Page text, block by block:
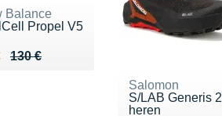
Balance
Propel V5
130 €
de 130 €
94 €
Salomon
S/LAB Generis 2
heren